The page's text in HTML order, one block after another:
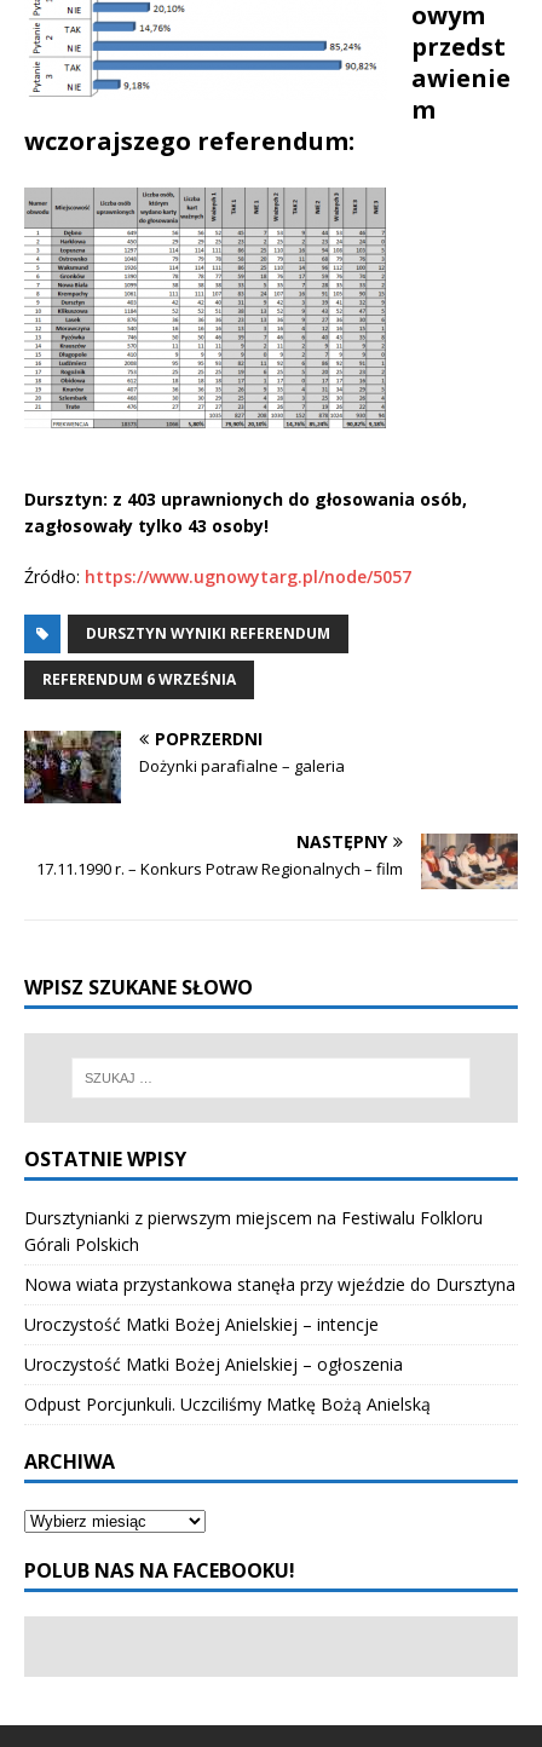
owym
przedst
awienie
m
wczorajszego referendum:
Dursztyn: z 403 uprawnionych do głosowania osób,
zagłosowały tylko 43 osoby!
Źródło: https://www.ugnowytarg.pl/node/5057
DURSZTYN WYNIKI REFERENDUM
REFERENDUM 6 WRZEŚNIA
POPRZERDNI
Dożynki parafialne – galeria
NASTĘPNY
17.11.1990 r. – Konkurs Potraw Regionalnych – film
WPISZ SZUKANE SŁOWO
OSTATNIE WPISY
Dursztynianki z pierwszym miejscem na Festiwalu Folkloru
Górali Polskich
Nowa wiata przystankowa stanęła przy wjeździe do Dursztyna
Uroczystość Matki Bożej Anielskiej – intencje
Uroczystość Matki Bożej Anielskiej – ogłoszenia
Odpust Porcjunkuli. Uczciliśmy Matkę Bożą Anielską
ARCHIWA
POLUB NAS NA FACEBOOKU!